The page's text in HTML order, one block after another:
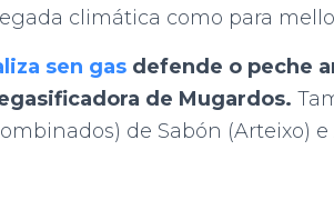
climática como para
sen gas defende o peche
de Mugardos.
de Sabón (Arteixo)